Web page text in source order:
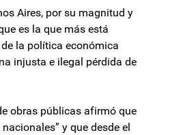
Aires, por su magnitud y
es la que más está
la política económica
injusta e ilegal pérdida de
obras públicas afirmó que
y que desde el